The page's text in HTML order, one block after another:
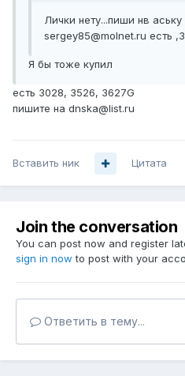
Лички нету...пиши нв
sergey85@molnet.ru есть
Я бы тоже купил
есть 3028, 3526, 3627G
пишите на dnska@list.ru
Вставить ник Цитата
Join the conversation
You can post now and register
sign in now to post with your
Ответить в тему...